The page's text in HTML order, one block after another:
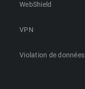
WebShield
VPN
Violation de données